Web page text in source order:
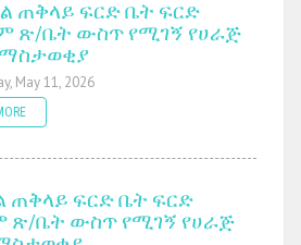
ጠቅላይ ፍርድ ቤት ፍርድ
ጽ/ቤት ውስጥ የሚገኝ የሀራጅ
May 11, 2026
ጠቅላይ ፍርድ ቤት ፍርድ
ጽ/ቤት ውስጥ የሚገኝ የሀራጅ